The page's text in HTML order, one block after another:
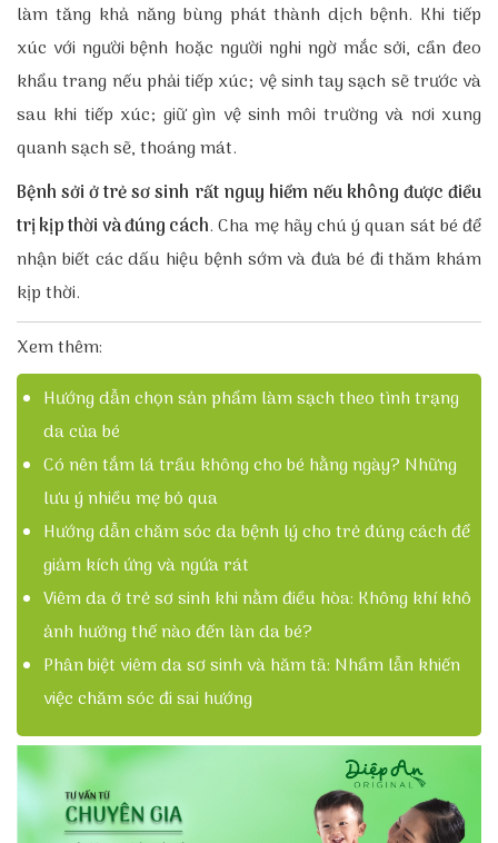
làm tăng khả năng bùng phát thành dịch bệnh. Khi tiếp
xúc với người bệnh hoặc người nghi ngờ mắc sởi, cần đeo
khẩu trang nếu phải tiếp xúc; vệ sinh tay sạch sẽ trước và
sau khi tiếp xúc; giữ gìn vệ sinh môi trường và nơi xung
quanh sạch sẽ, thoáng mát.
Bệnh sởi ở trẻ sơ sinh rất nguy hiểm nếu không được điều
trị kịp thời và đúng cách. Cha mẹ hãy chú ý quan sát bé để
nhận biết các dấu hiệu bệnh sớm và đưa bé đi thăm khám
kịp thời.
Xem thêm:
Hướng dẫn chọn sản phẩm làm sạch theo tình trạng
da của bé
Có nên tắm lá trầu không cho bé hằng ngày? Những
lưu ý nhiều mẹ bỏ qua
Hướng dẫn chăm sóc da bệnh lý cho trẻ đúng cách để
giảm kích ứng và ngứa rát
Viêm da ở trẻ sơ sinh khi nằm điều hòa: Không khí khô
ảnh hưởng thế nào đến làn da bé?
Phân biệt viêm da sơ sinh và hăm tã: Nhầm lẫn khiến
việc chăm sóc đi sai hướng